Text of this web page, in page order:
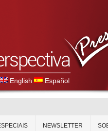
English Español
NEWSLETTER